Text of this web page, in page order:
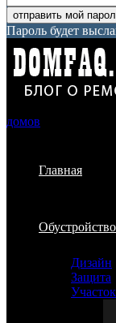
Пароль будет
домов
Главная
Дизайн
Защита
Участок